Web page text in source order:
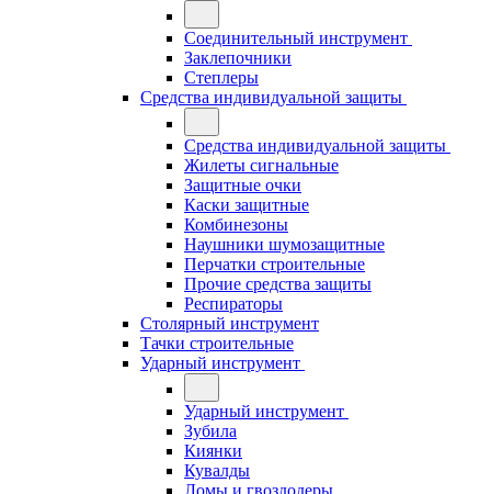
Соединительный инструмент
Заклепочники
Степлеры
Средства индивидуальной защиты
Средства индивидуальной защиты
Жилеты сигнальные
Защитные очки
Каски защитные
Комбинезоны
Наушники шумозащитные
Перчатки строительные
Прочие средства защиты
Респираторы
Столярный инструмент
Тачки строительные
Ударный инструмент
Ударный инструмент
Зубила
Киянки
Кувалды
Ломы и гвоздодеры